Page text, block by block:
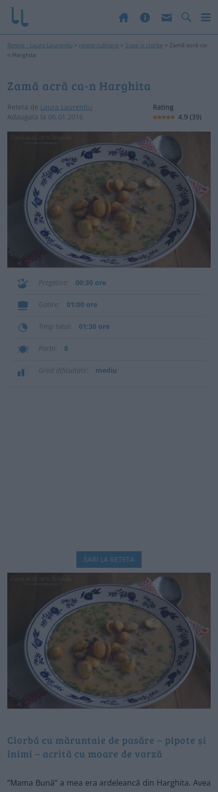
Rețete - Laura Laurențiu > retete culinare > Supe și ciorbe > Zamă acră ca-
n Harghita
Zamă acră ca-n Harghita
Reteta de Laura Laurențiu
Adaugata la 06.01.2016
Rating
4.9 (39)
Pregatire 00:30 ore
Gatire 01:00 ore
Timp total 01:30 ore
Portii 8
Grad dificultate mediu
SARI LA RETETA
Ciorbă cu măruntaie de pasăre – pipote și
inimi – acrită cu moare de varză
”Mama Bună” a mea era ardeleancă din Harghita. Avea